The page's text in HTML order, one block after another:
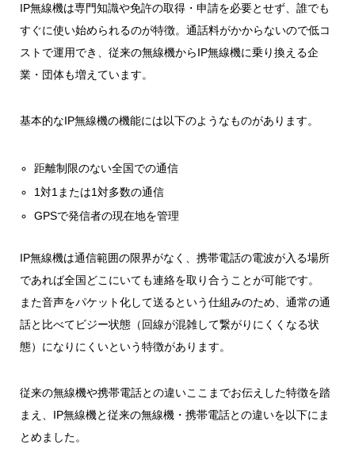
IP無線機は専門知識や免許の取得・申請を必要とせず、誰でも
すぐに使い始められるのが特徴。通話料がかからないので低コ
ストで運用でき、従来の無線機からIP無線機に乗り換える企
業・団体も増えています。
基本的なIP無線機の機能には以下のようなものがあります。
距離制限のない全国での通信
1対1または1対多数の通信
GPSで発信者の現在地を管理
IP無線機は通信範囲の限界がなく、携帯電話の電波が入る場所
であれば全国どこにいても連絡を取り合うことが可能です。
また音声をパケット化して送るという仕組みのため、通常の通
話と比べてビジー状態（回線が混雑して繋がりにくくなる状
態）になりにくいという特徴があります。
従来の無線機や携帯電話との違いここまでお伝えした特徴を踏
まえ、IP無線機と従来の無線機・携帯電話との違いを以下にま
とめました。